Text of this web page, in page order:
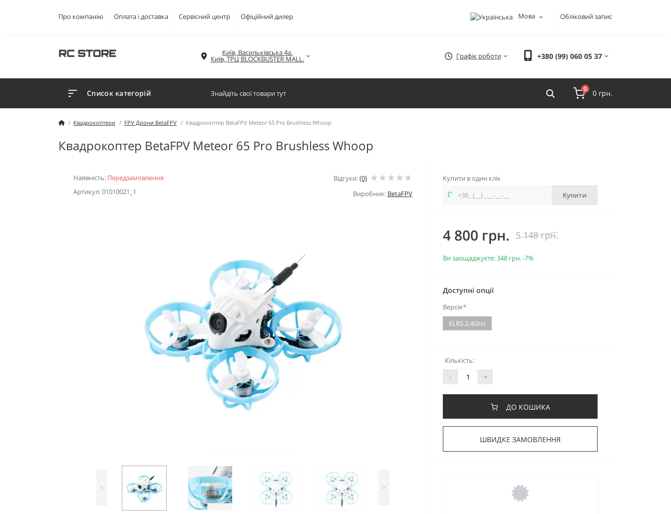
Про компанію Оплата і доставка Сервісний центр Офіційний дилер Мова Обліковий запис
Київ, Васильківська 4а.
Київ, ТРЦ BLOCKBUSTER MALL. Графік роботи +380 (99) 060 05 37
Список категорій 0 0 грн.
Квадрокоптери FPV Дрони BetaFPV Квадрокоптер BetaFPV Meteor 65 Pro Brushless Whoop
Квадрокоптер BetaFPV Meteor 65 Pro Brushless Whoop
Наявність: Передзамовлення
Артикул: 01010021_1
Відгуки:(0)
Виробник: BetaFPV
< >
Купити в один клік
Купити
4 800 грн. 5 148 грн.
Ви заощаджуєте:348 грн.-7%
Доступні опції
Версія*
ELRS 2.4GHz
Кількість:
-
+
ДО КОШИКА
ШВИДКЕ ЗАМОВЛЕННЯ